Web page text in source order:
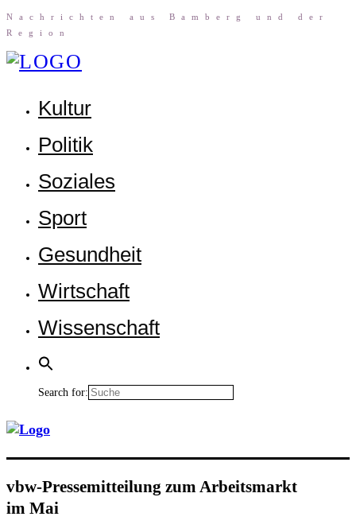
Nach­rich­ten aus Bam­berg und der
Region
Kul­tur
Poli­tik
Sozia­les
Sport
Gesund­heit
Wirt­schaft
Wis­sen­schaft
Search for:
vbw-Pres­se­mit­tei­lung zum Arbeits­markt
im Mai